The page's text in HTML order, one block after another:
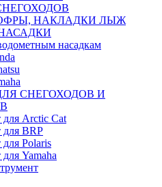
НАКЛАДКИ ЛЫЖ
насадкам
СНЕГОХОДОВ И
Arctic Cat
BRP
Polaris
Yamaha